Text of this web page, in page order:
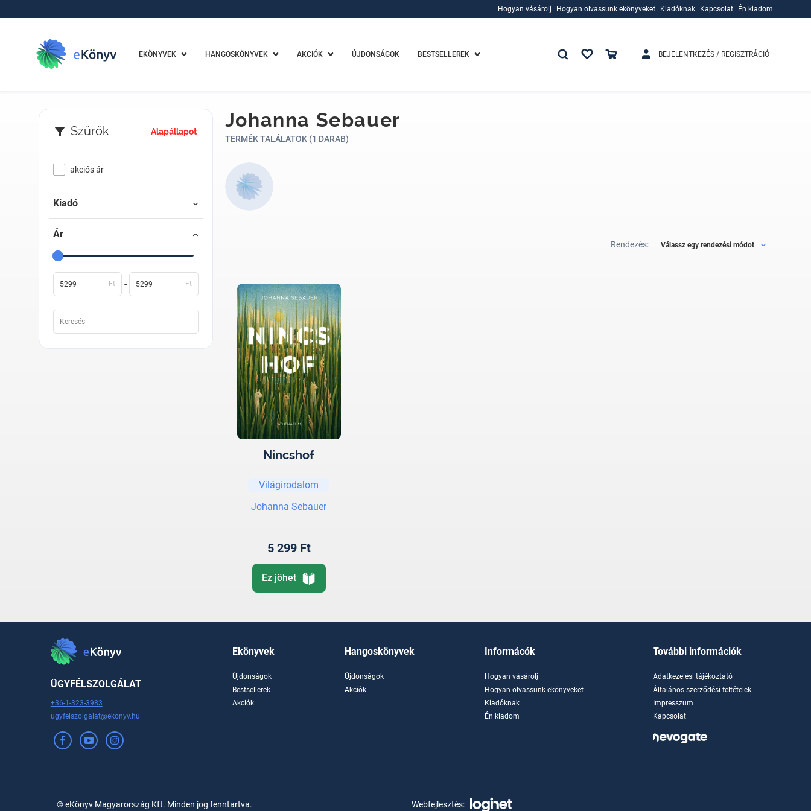
Hogyan vásárolj
Hogyan olvassunk ekönyveket
Kiadóknak
Kapcsolat Én kiadom
EKÖNYVEK HANGOSKÖNYVEK AKCIÓK ÚJDONSÁGOK BESTSELLEREK BEJELENTKEZÉS / REGISZTRÁCIÓ
Szűrők Alapállapot
akciós ár
Kiadó
Ár
Ft - Ft
Johanna Sebauer
TERMÉK TALÁLATOK (1 DARAB)
Rendezés: Válassz egy rendezési módot
Nincshof
Világirodalom
Johanna Sebauer
5 299 Ft
Ez jöhet
ÜGYFÉLSZOLGÁLAT
+36-1-323-3983
ugyfelszolgalat@ekonyv.hu
Ekönyvek
Újdonságok
Bestsellerek
Akciók
Hangoskönyvek
Újdonságok
Akciók
Informácók
Hogyan vásárolj
Hogyan olvassunk ekönyveket
Kiadóknak
Én kiadom
További információk
Adatkezelési tájékoztató
Általános szerződési feltételek
Impresszum
Kapcsolat
© eKönyv Magyarország Kft. Minden jog fenntartva. Webfejlesztés: